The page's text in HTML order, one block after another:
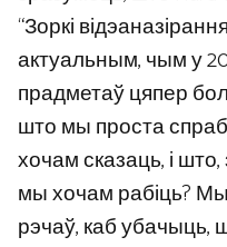
“Зоркі
актуальным, чым у
прадметаў цяпер
што мы проста
хочам сказаць, і
мы хочам рабіць?
рэчаў, каб убачыць,